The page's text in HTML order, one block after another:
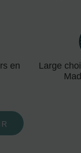
en
Large